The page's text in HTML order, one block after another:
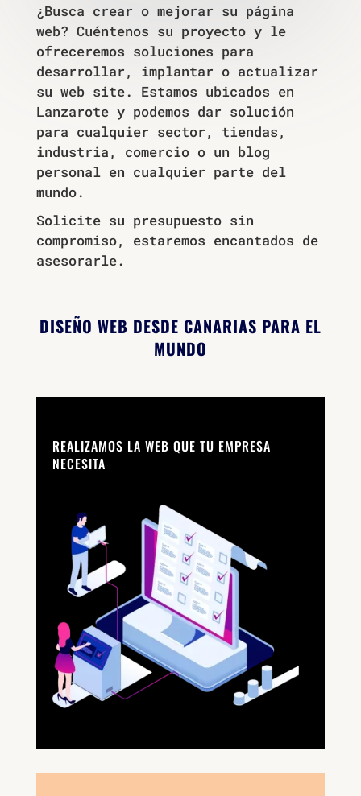
¿Busca crear o mejorar su página
web? Cuéntenos su proyecto y le
ofreceremos soluciones para
desarrollar, implantar o actualizar
su web site. Estamos ubicados en
Lanzarote y podemos dar solución
para cualquier sector, tiendas,
industria, comercio o un blog
personal en cualquier parte del
mundo.
Solicite su presupuesto sin
compromiso, estaremos encantados de
asesorarle.
DISEÑO WEB DESDE CANARIAS PARA EL
MUNDO
REALIZAMOS LA WEB QUE TU EMPRESA
NECESITA